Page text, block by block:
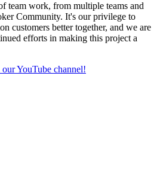
team work, from multiple teams and
Community. It's our privilege to
customers better together, and we are
efforts in making this project a
YouTube channel!